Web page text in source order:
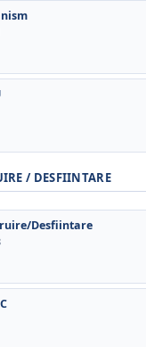
/ DESFIINTARE
Desfiintare